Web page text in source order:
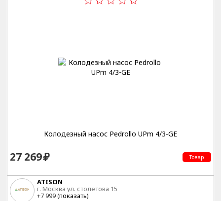
Колодезный насос Pedrollo UPm 4/3-GE
27 269 Товар
ATISON
г. Москва ул. столетова 15
+7 999 (показать)